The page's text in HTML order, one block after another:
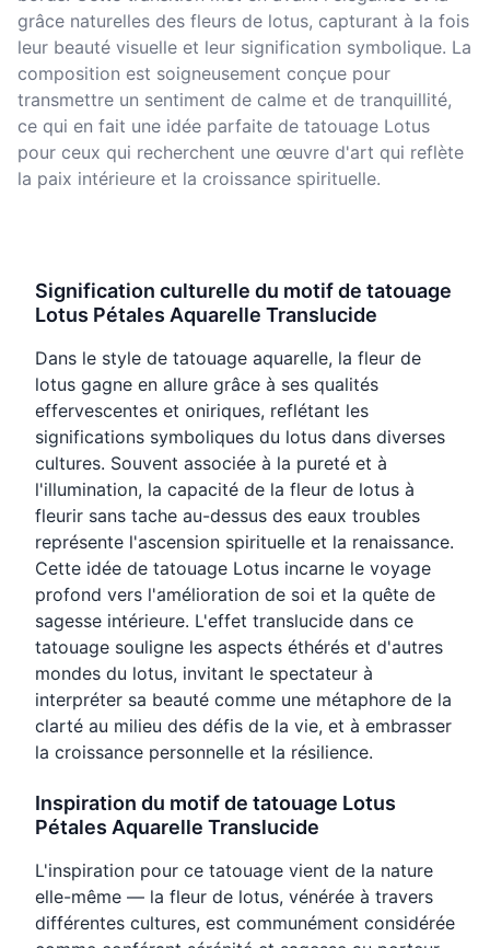
grâce naturelles des fleurs de lotus, capturant à la fois
leur beauté visuelle et leur signification symbolique. La
composition est soigneusement conçue pour
transmettre un sentiment de calme et de tranquillité,
ce qui en fait une idée parfaite de tatouage Lotus
pour ceux qui recherchent une œuvre d'art qui reflète
la paix intérieure et la croissance spirituelle.
Signification culturelle du motif de tatouage
Lotus Pétales Aquarelle Translucide
Dans le style de tatouage aquarelle, la fleur de
lotus gagne en allure grâce à ses qualités
effervescentes et oniriques, reflétant les
significations symboliques du lotus dans diverses
cultures. Souvent associée à la pureté et à
l'illumination, la capacité de la fleur de lotus à
fleurir sans tache au-dessus des eaux troubles
représente l'ascension spirituelle et la renaissance.
Cette idée de tatouage Lotus incarne le voyage
profond vers l'amélioration de soi et la quête de
sagesse intérieure. L'effet translucide dans ce
tatouage souligne les aspects éthérés et d'autres
mondes du lotus, invitant le spectateur à
interpréter sa beauté comme une métaphore de la
clarté au milieu des défis de la vie, et à embrasser
la croissance personnelle et la résilience.
Inspiration du motif de tatouage Lotus
Pétales Aquarelle Translucide
L'inspiration pour ce tatouage vient de la nature
elle-même — la fleur de lotus, vénérée à travers
différentes cultures, est communément considérée